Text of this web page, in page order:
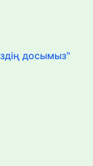
досымыз"